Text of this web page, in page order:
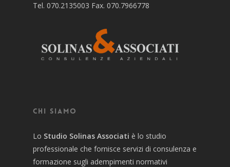
Tel. 070.2135003 Fax. 070.7966778
Chi siamo
Lo Studio Solinas Associati è lo studio
professionale che fornisce servizi di consulenza e
formazione sugli adempimenti normativi